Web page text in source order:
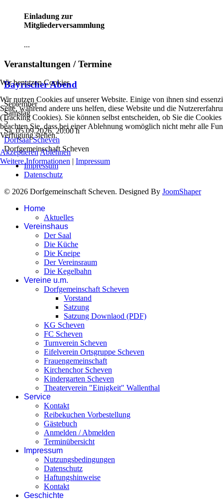
Einladung zur
Mitgliederversammlung
...
Veranstaltungen / Termine
Bayrischer Abend
September
Samstag
5
Sa, 05.09.2026, 20:00 h
Dorfsaal Scheven
Dorfgemeinschaft Scheven
Impressum
Datenschutz
© 2026 Dorfgemeinschaft Scheven. Designed By JoomShaper
Home
Aktuelles
Vereinshaus
Der Saal
Die Küche
Die Kneipe
Der Vereinsraum
Die Kegelbahn
Vereine u.m.
Dorfgemeinschaft Scheven
Vorstand
Satzung
Satzung Downlaod (PDF)
KG Scheven
FC Scheven
Turnverein Scheven
Eifelverein Ortsgruppe Scheven
Frauengemeinschaft
Kirchenchor Scheven
Kindergarten Scheven
Theaterverein "Einigkeit" Wallenthal
Service
Kontakt
Reibekuchen Vorbestellung
Gästebuch
Anmelden / Abmelden
Terminübersicht
Impressum
Nutzungsbedingungen
Datenschutz
Haftungshinweise
Kontakt
Geschichte
Wir benutzen Cookies
Wir nutzen Cookies auf unserer Website. Einige von ihnen sind
Seite, während andere uns helfen, diese Website und die
(Tracking Cookies). Sie können selbst entscheiden, ob Sie die
beachten Sie, dass bei einer Ablehnung womöglich nicht mehr alle
Verfügung stehen.
AkzeptierenAblehnen
Weitere Informationen | Impressum